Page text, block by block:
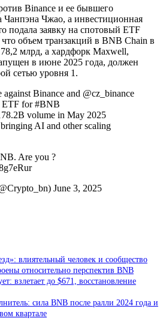
Binance и ее бывшего
Чанпэна Чжао, а инвестиционная
подала заявку на спотовый ETF
объем транзакций в BNB Chain в
млрд, а хардфорк Maxwell,
в июне 2025 года, должен
сетью уровня 1.
against Binance and @cz_binance
ETF for #BNB
volume in May 2025
AI and other scaling
Are you ?
June 3, 2025
влиятельный человек и сообщество
относительно перспектив BNB
взлетает до $671, восстановление
сила BNB после ралли 2024 года и
квартале